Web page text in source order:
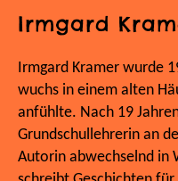
Irmgard
Irmgard Kramer wurde
wuchs in einem alten
anfühlte. Nach 19
Grundschullehrerin an
Autorin abwechselnd in